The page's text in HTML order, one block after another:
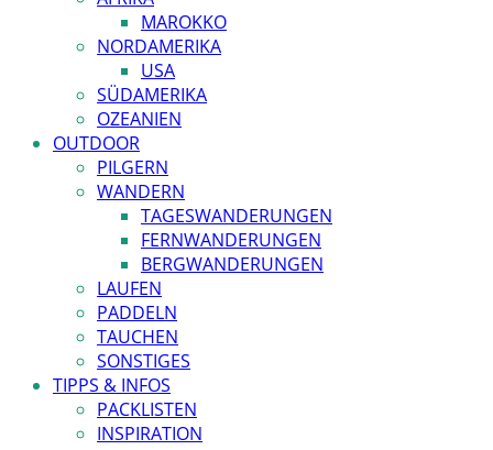
MAROKKO
NORDAMERIKA
USA
SÜDAMERIKA
OZEANIEN
OUTDOOR
PILGERN
WANDERN
TAGESWANDERUNGEN
FERNWANDERUNGEN
BERGWANDERUNGEN
LAUFEN
PADDELN
TAUCHEN
SONSTIGES
TIPPS & INFOS
PACKLISTEN
INSPIRATION